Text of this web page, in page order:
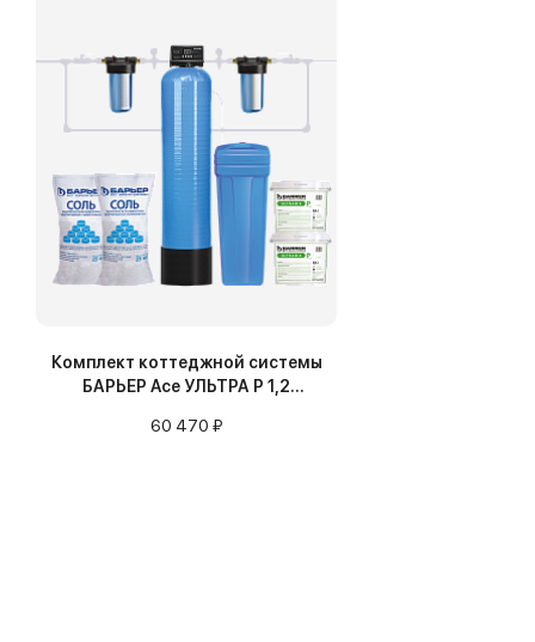
Комплект коттеджной системы
БАРЬЕР Ace УЛЬТРА P 1,2
воды)
60 470 ₽